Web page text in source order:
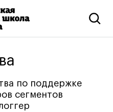
по поддержке
сегментов